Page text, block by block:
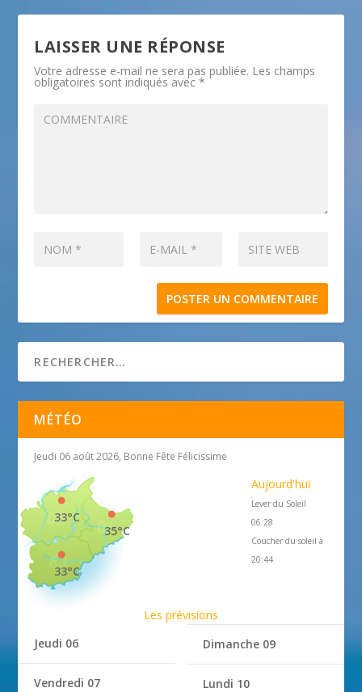
LAISSER UNE RÉPONSE
Votre adresse e-mail ne sera pas publiée. Les champs
obligatoires sont indiqués avec*
MÉTÉO
Jeudi 06 août 2026, Bonne Fête Félicissime
35°C
33°C
33°C
Aujourd'hui
Lever du Soleil
06:28
Coucher du soleil à
20:44
Les prévisions
Jeudi 06
Vendredi 07
Dimanche 09
Lundi 10